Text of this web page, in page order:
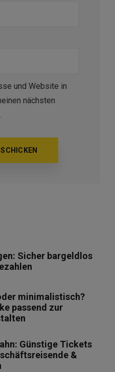
und Website in
nächsten
Sicher bargeldlos
minimalistisch?
passend zur
Günstige Tickets
&